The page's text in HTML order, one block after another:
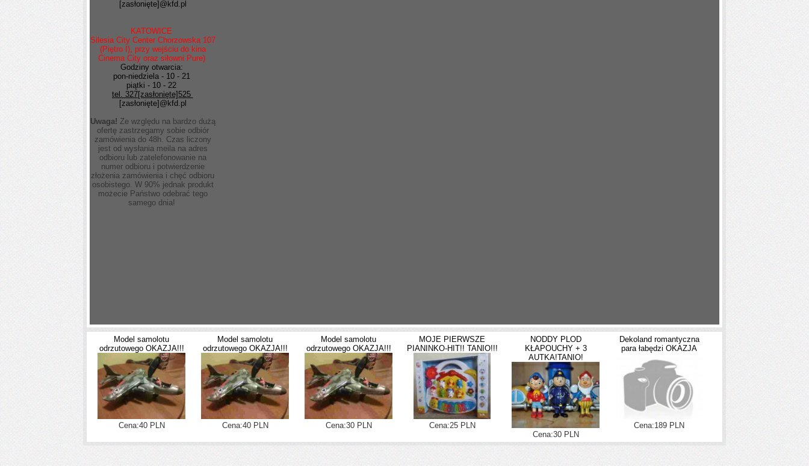
[zasłonięte] @kfd.pl
KATOWICE
Silesia City Center Chorzowska 107
(Piętro I), przy wejściu do kina
Cinema City oraz siłowni Pure)
Godziny otwarcia:
pon-niedziela - 10 - 21
piątki - 10 - 22
tel. 327[zasłonięte]525
[zasłonięte] @kfd.pl
Uwaga! Ze względu na bardzo dużą
ofertę zastrzegamy sobie odbiór
zamówienia do 48h. Czas liczony
jest od wysłania meila na adres
odbioru lub zatelefonowanie na
numer odbioru i potwierdzenie
złożenia zamówienia i chęć odbioru
osobistego. W 90% jednak produkt
możecie Państwo odebrać tego
samego dnia!
Model samolotu
odrzutowego OKAZJA!!!
Cena:40 PLN
Model samolotu
odrzutowego OKAZJA!!!
Cena:40 PLN
Model samolotu
odrzutowego OKAZJA!!!
Cena:30 PLN
MOJE PIERWSZE
PIANINKO-HIT!! TANIO!!!
Cena:25 PLN
NODDY PLOD
KŁAPOUCHY + 3
AUTKA!TANIO!
Cena:30 PLN
Dekoland romantyczna
para łabędzi OKAZJA
Cena:189 PLN